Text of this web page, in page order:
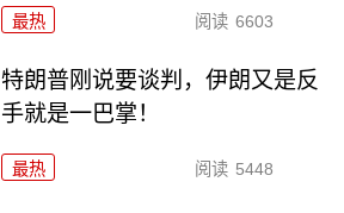
最热 阅读 6603
特朗普刚说要谈判，伊朗又是反
手就是一巴掌！
最热 阅读 5448